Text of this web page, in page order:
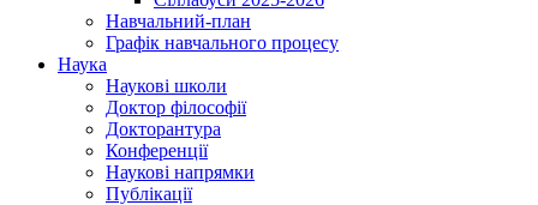
Навчальний-план
Графік навчального процесу
Наука
Наукові школи
Доктор філософії
Докторантура
Конференції
Наукові напрямки
Публікації